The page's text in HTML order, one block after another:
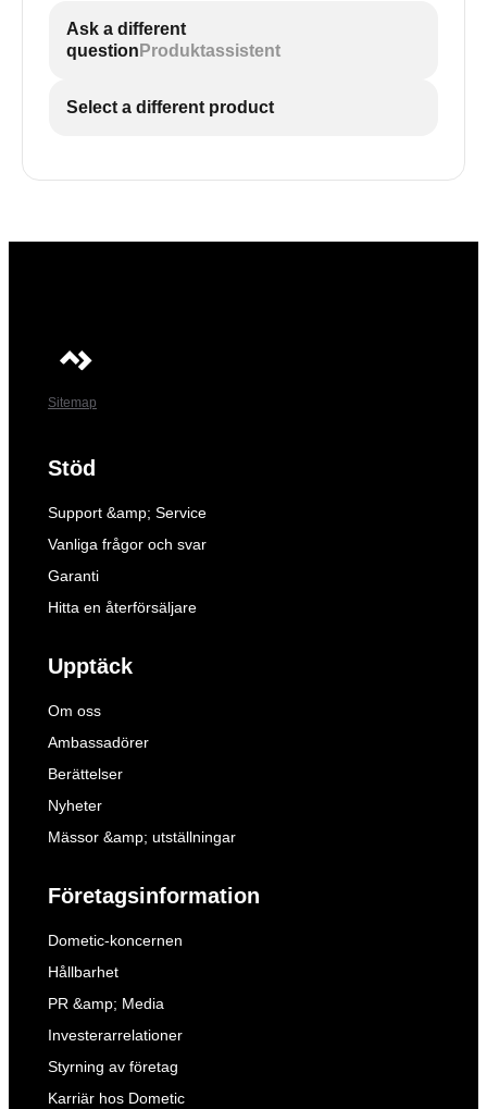
Ask a different
question Produktassistent
Select a different product
Sitemap
Stöd
Support &amp; Service
Vanliga frågor och svar
Garanti
Hitta en återförsäljare
Upptäck
Om oss
Ambassadörer
Berättelser
Nyheter
Mässor &amp; utställningar
Företagsinformation
Dometic-koncernen
Hållbarhet
PR &amp; Media
Investerarrelationer
Styrning av företag
Karriär hos Dometic